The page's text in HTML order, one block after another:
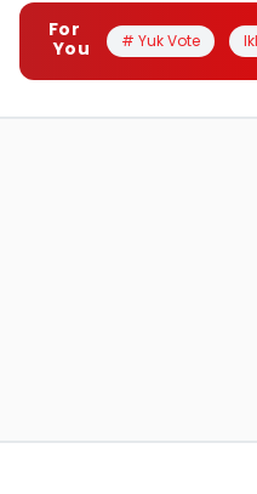
For
You
# Yuk Vote